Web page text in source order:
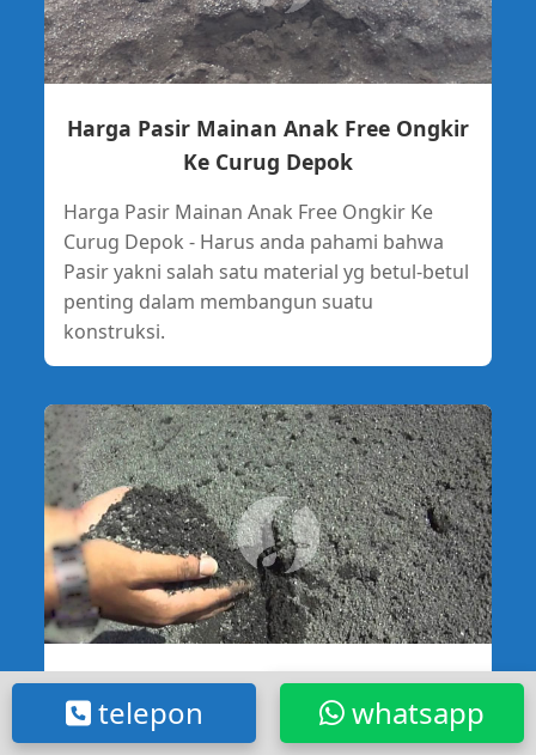
Harga Pasir Mainan Anak Free Ongkir
Ke Curug Depok
Harga Pasir Mainan Anak Free Ongkir Ke
Curug Depok - Harus anda pahami bahwa
Pasir yakni salah satu material yg betul-betul
penting dalam membangun suatu
konstruksi.
Harga Pasir Mundu Free Ongkir Ke
Jatisampurna Bekasiwhatsapp
telepon